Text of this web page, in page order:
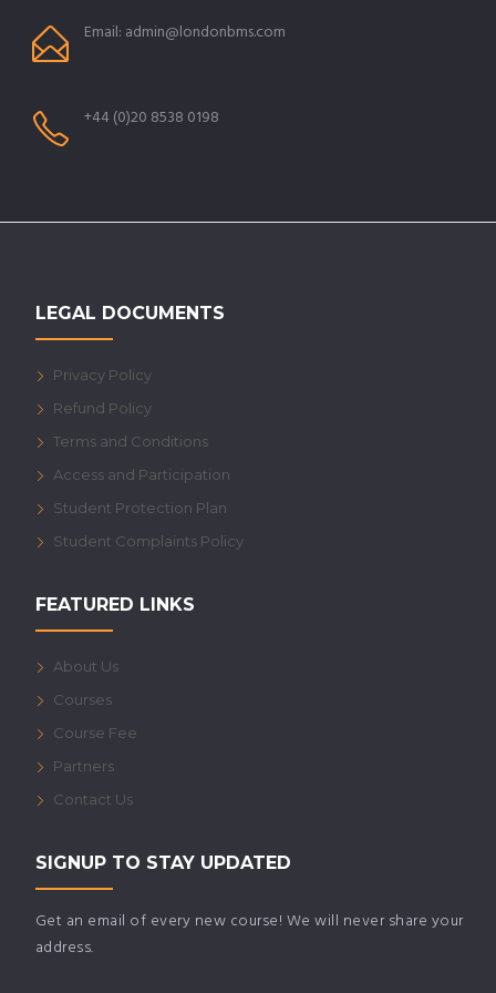
Email: admin@londonbms.com
+44 (0)20 8538 0198
LEGAL DOCUMENTS
Privacy Policy
Refund Policy
Terms and Conditions
Access and Participation
Student Protection Plan
Student Complaints Policy
FEATURED LINKS
About Us
Courses
Course Fee
Partners
Contact Us
SIGNUP TO STAY UPDATED
Get an email of every new course! We will never share your
address.